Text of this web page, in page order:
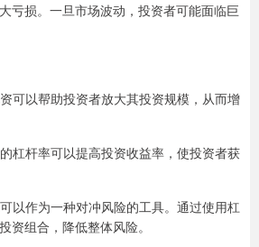
亏损。一旦市场波动，投资者可能面临巨
可以帮助投资者放大其投资规模，从而增
杠杆率可以提高投资收益率，使投资者获
以作为一种对冲风险的工具。通过使用杠
资组合，降低整体风险。